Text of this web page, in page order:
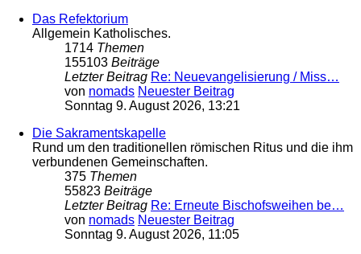
Das Refektorium
Allgemein Katholisches.
1714 Themen
155103 Beiträge
Letzter Beitrag Re: Neuevangelisierung / Miss…
von nomads Neuester Beitrag
Sonntag 9. August 2026, 13:21
Die Sakramentskapelle
Rund um den traditionellen römischen Ritus und die ihm
verbundenen Gemeinschaften.
375 Themen
55823 Beiträge
Letzter Beitrag Re: Erneute Bischofsweihen be…
von nomads Neuester Beitrag
Sonntag 9. August 2026, 11:05